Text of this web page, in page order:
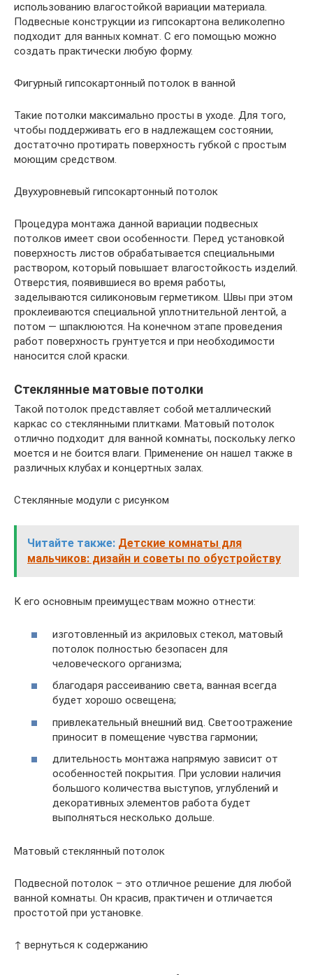
использованию влагостойкой вариации материала.
Подвесные конструкции из гипсокартона великолепно
подходит для ванных комнат. С его помощью можно
создать практически любую форму.
Фигурный гипсокартонный потолок в ванной
Такие потолки максимально просты в уходе. Для того,
чтобы поддерживать его в надлежащем состоянии,
достаточно протирать поверхность губкой с простым
моющим средством.
Двухуровневый гипсокартонный потолок
Процедура монтажа данной вариации подвесных
потолков имеет свои особенности. Перед установкой
поверхность листов обрабатывается специальными
раствором, который повышает влагостойкость изделий.
Отверстия, появившиеся во время работы,
заделываются силиконовым герметиком. Швы при этом
проклеиваются специальной уплотнительной лентой, а
потом — шпаклюются. На конечном этапе проведения
работ поверхность грунтуется и при необходимости
наносится слой краски.
Стеклянные матовые потолки
Такой потолок представляет собой металлический
каркас со стеклянными плитками. Матовый потолок
отлично подходит для ванной комнаты, поскольку легко
моется и не боится влаги. Применение он нашел также в
различных клубах и концертных залах.
Стеклянные модули с рисунком
Читайте также: Детские комнаты для
мальчиков: дизайн и советы по обустройству
К его основным преимуществам можно отнести:
изготовленный из акриловых стекол, матовый
потолок полностью безопасен для
человеческого организма;
благодаря рассеиванию света, ванная всегда
будет хорошо освещена;
привлекательный внешний вид. Светоотражение
приносит в помещение чувства гармонии;
длительность монтажа напрямую зависит от
особенностей покрытия. При условии наличия
большого количества выступов, углублений и
декоративных элементов работа будет
выполняться несколько дольше.
Матовый стеклянный потолок
Подвесной потолок – это отличное решение для любой
ванной комнаты. Он красив, практичен и отличается
простотой при установке.
↑ вернуться к содержанию